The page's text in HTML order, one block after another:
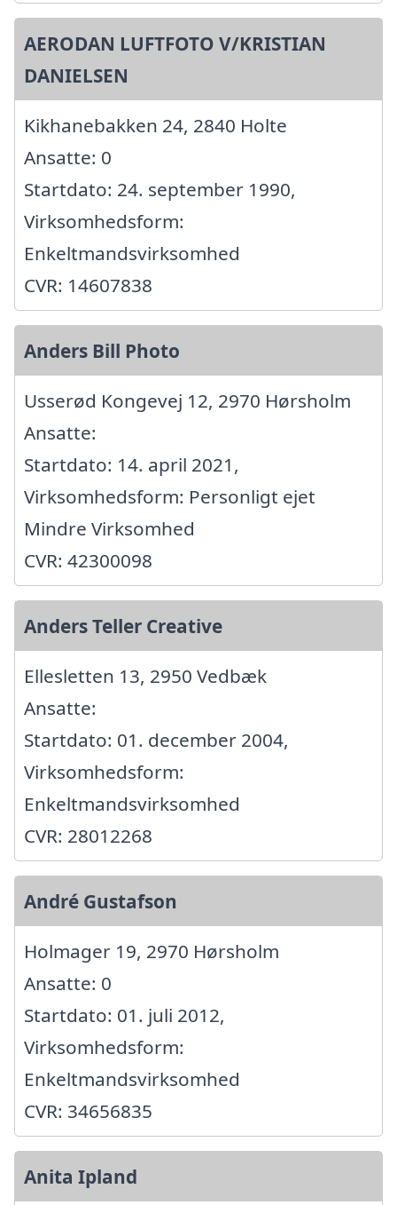
AERODAN LUFTFOTO V/KRISTIAN
DANIELSEN
Kikhanebakken 24, 2840 Holte
Ansatte: 0
Startdato: 24. september 1990,
Virksomhedsform:
Enkeltmandsvirksomhed
CVR: 14607838
Anders Bill Photo
Usserød Kongevej 12, 2970 Hørsholm
Ansatte:
Startdato: 14. april 2021,
Virksomhedsform: Personligt ejet
Mindre Virksomhed
CVR: 42300098
Anders Teller Creative
Ellesletten 13, 2950 Vedbæk
Ansatte:
Startdato: 01. december 2004,
Virksomhedsform:
Enkeltmandsvirksomhed
CVR: 28012268
André Gustafson
Holmager 19, 2970 Hørsholm
Ansatte: 0
Startdato: 01. juli 2012,
Virksomhedsform:
Enkeltmandsvirksomhed
CVR: 34656835
Anita Ipland